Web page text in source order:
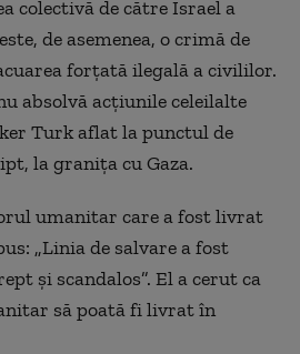
colectivă de către Israel a
de asemenea, o crimă de
forţată ilegală a civililor.
absolvă acţiunile celeilalte
Turk aflat la punctul de
la graniţa cu Gaza.
umanitar care a fost livrat
„Linia de salvare a fost
şi scandalos”. El a cerut ca
să poată fi livrat în